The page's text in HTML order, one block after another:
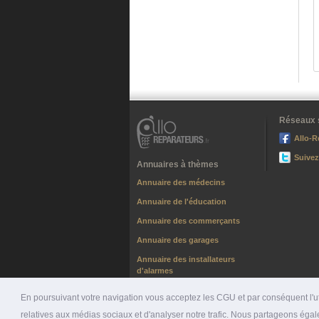
En poursuivant votre navigation vous acceptez les CGU et par conséquent
relatives aux médias sociaux et d'analyser notre trafic. Nous partageons
Annuaires à thèmes
Annuaire des médecins
Annuaire de l'éducation
Annuaire des commerçants
Annuaire des garages
Annuaire des installateurs
d'alarmes
Réseaux
Allo-